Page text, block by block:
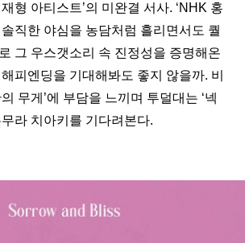
형 아티스트’의 미완결 서사. ‘NHK 홍
직한 야심을 농담처럼 흘리면서도 퀄
그 우스갯소리 속 진정성을 증명해온
피엔딩을 기대해봐도 좋지 않을까. 비
무게’에 부담을 느끼며 투덜대는 ‘넥
라 치아키를 기다려본다.